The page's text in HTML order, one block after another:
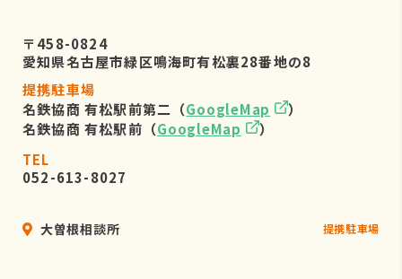
〒458-0824
愛知県名古屋市緑区鳴海町有松裏28番地の8
提携駐車場
名鉄協商 有松駅前第二（GoogleMap
）
名鉄協商 有松駅前（GoogleMap
）
TEL
052-613-8027
大曽根相談所 提携駐車場